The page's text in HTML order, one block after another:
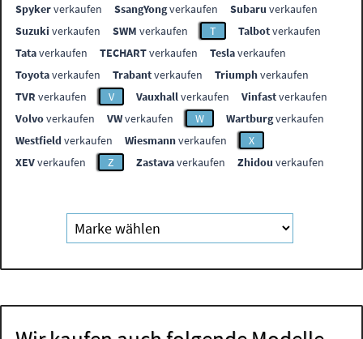
Spykerverkaufen SsangYongverkaufen Subaru verkaufen
Suzuki verkaufen SWM verkaufen T Talbotverkaufen
Tataverkaufen TECHARTverkaufen Teslaverkaufen
Toyotaverkaufen Trabantverkaufen Triumphverkaufen
TVR verkaufen V Vauxhallverkaufen Vinfastverkaufen
Volvoverkaufen VWverkaufen W Wartburgverkaufen
Westfieldverkaufen Wiesmannverkaufen
X
XEVverkaufen Z Zastavaverkaufen Zhidou verkaufen